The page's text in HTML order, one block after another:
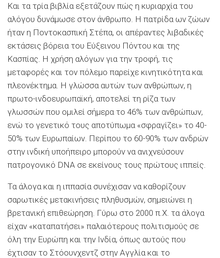
Και τα τρία βιβλία εξετάζουν πώς η κυριαρχία του
αλόγου δυνάμωσε στον άνθρωπο. Η πατρίδα ων ζώων
ήταν η Ποντοκασπική Στέπα, οι απέραντες λιβαδικές
εκτάσεις βόρεια του Εύξεινου Πόντου και της
Κασπίας. Η χρήση αλόγων για την τροφή, τις
μεταφορές και τον πόλεμο παρείχε κινητικότητα και
πλεονέκτημα. Η γλώσσα αυτών των ανθρώπων, η
πρωτο-ινδοευρωπαϊκή, αποτελεί τη ρίζα των
γλωσσών που ομιλεί σήμερα το 46% των ανθρώπων,
ενώ το γενετικό τους αποτύπωμα «σφραγίζει» το 40-
50% των Ευρωπαίων. Περίπου το 60-90% των ανδρών
στην ινδική υποήπειρο μπορούν να ανιχνεύσουν
πατρογονικό DNA σε εκείνους τους πρώτους ιππείς.
Τα άλογα και η ιππασία συνέχισαν να καθορίζουν
σαρωτικές μετακινήσεις πληθυσμών, σημειώνει η
βρετανική επιθεώρηση. Γύρω στο 2000 π.Χ. τα άλογα
είχαν «καταπατήσει» παλαιότερους πολιτισμούς σε
όλη την Ευρώπη και την Ινδία, όπως αυτούς που
έχτισαν το Στόουνχεντζ στην Αγγλία και το